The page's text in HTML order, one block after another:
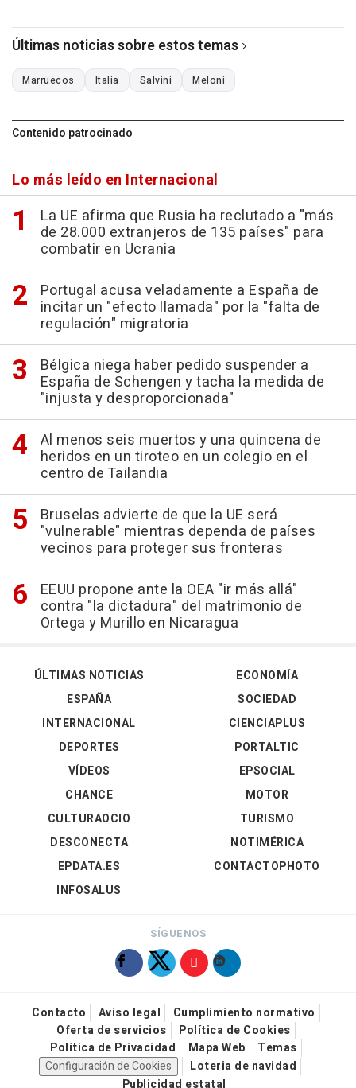
Últimas noticias sobre estos temas
Marruecos Italia Salvini Meloni
Contenido patrocinado
Lo más leído en Internacional
La UE afirma que Rusia ha reclutado a "más
de 28.000 extranjeros de 135 países" para
combatir en Ucrania
Portugal acusa veladamente a España de
incitar un "efecto llamada" por la "falta de
regulación" migratoria
Bélgica niega haber pedido suspender a
España de Schengen y tacha la medida de
"injusta y desproporcionada"
Al menos seis muertos y una quincena de
heridos en un tiroteo en un colegio en el
centro de Tailandia
Bruselas advierte de que la UE será
"vulnerable" mientras dependa de países
vecinos para proteger sus fronteras
EEUU propone ante la OEA "ir más allá"
contra "la dictadura" del matrimonio de
Ortega y Murillo en Nicaragua
ÚLTIMAS NOTICIAS
ESPAÑA
INTERNACIONAL
DEPORTES
VÍDEOS
ECONOMÍA
SOCIEDAD
CIENCIAPLUS
PORTALTIC
EPSOCIAL
CHANCE
CULTURAOCIO
DESCONECTA
EPDATA.ES
INFOSALUS
MOTOR
TURISMO
NOTIMÉRICA
CONTACTOPHOTO
SÍGUENOS
Contacto Aviso legal
Cumplimiento normativo
Oferta de servicios
Política de Cookies
Política de Privacidad
Mapa Web
Temas
Configuración de Cookies
Loteria de navidad
Publicidad estatal